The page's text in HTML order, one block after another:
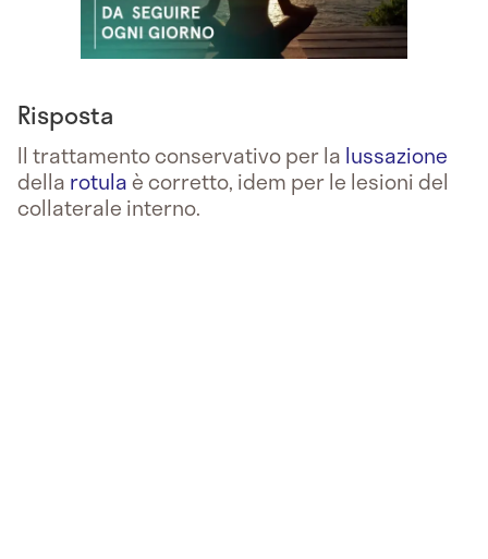
Risposta
Il trattamento conservativo per la lussazione
della rotulaè corretto, idem per le lesioni del
collaterale interno.